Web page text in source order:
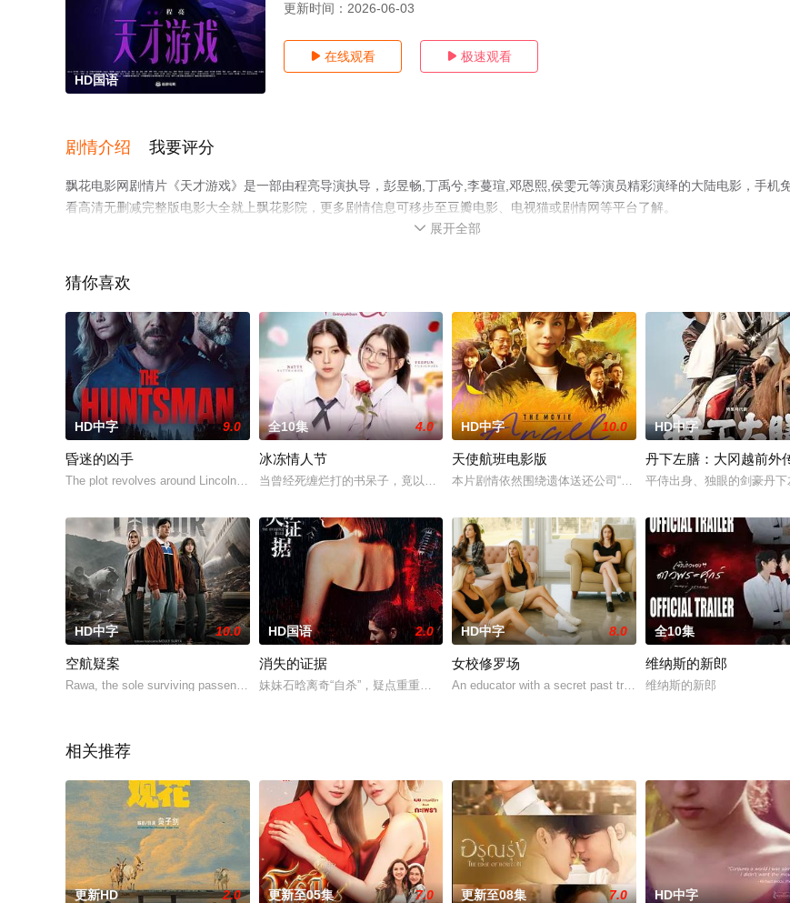
HD国语
更新时间： 2026-06-03
 在线观看  极速观看
剧情介绍 我要评分
飘花电影网剧情片《天才游戏》是一部由程亮导演执导，彭昱畅,丁禹兮,李蔓瑄,邓恩熙,侯雯元等演员精彩演绎的大陆电影，手机
看高清无删减完整版电影大全就上飘花影院，更多剧情信息可移步至豆瓣电影、电视猫或剧情网等平台了解。
 展开全部
猜你喜欢
HD中字 9.0
昏迷的凶手
The plot revolves around Lincoln Raider, who is suspected of murdering s
全10集 4.0
冰冻情人节
当曾经死缠烂打的书呆子，竟以女主角身份重逢！而且还要和自己组CP“Pingruk”是位校园里的万人
HD中字 10.0
天使航班电影版
本片剧情依然围绕遗体送还公司“天使之心”展开。社长伊泽那
HD中字
丹下左膳：大冈越前外
平侍出身、独眼的剑豪丹
HD中字 10.0
空航疑案
Rawa, the sole surviving passenger with injuries and trauma, who must fa
HD国语 2.0
消失的证据
妹妹石晗离奇“自杀”，疑点重重。姐姐石岚毅然踏上追凶之路，她孤身对抗恶势力，艰难收集证据，
HD中字 8.0
女校修罗场
An educator with a secret past tries to reform a group of
全10集
维纳斯的新郎
维纳斯的新郎
相关推荐
更新HD 2.0 更新至05集 7.0 更新至08集 7.0 HD中字